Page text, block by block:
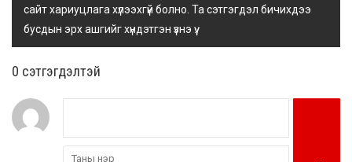
сайт хариуцлага хүлээхгүй болно. Та сэтгэгдэл бичихдээ
бусдын эрх ашгийг хүндэтгэн үзнэ үү.
0 cэтгэгдэлтэй